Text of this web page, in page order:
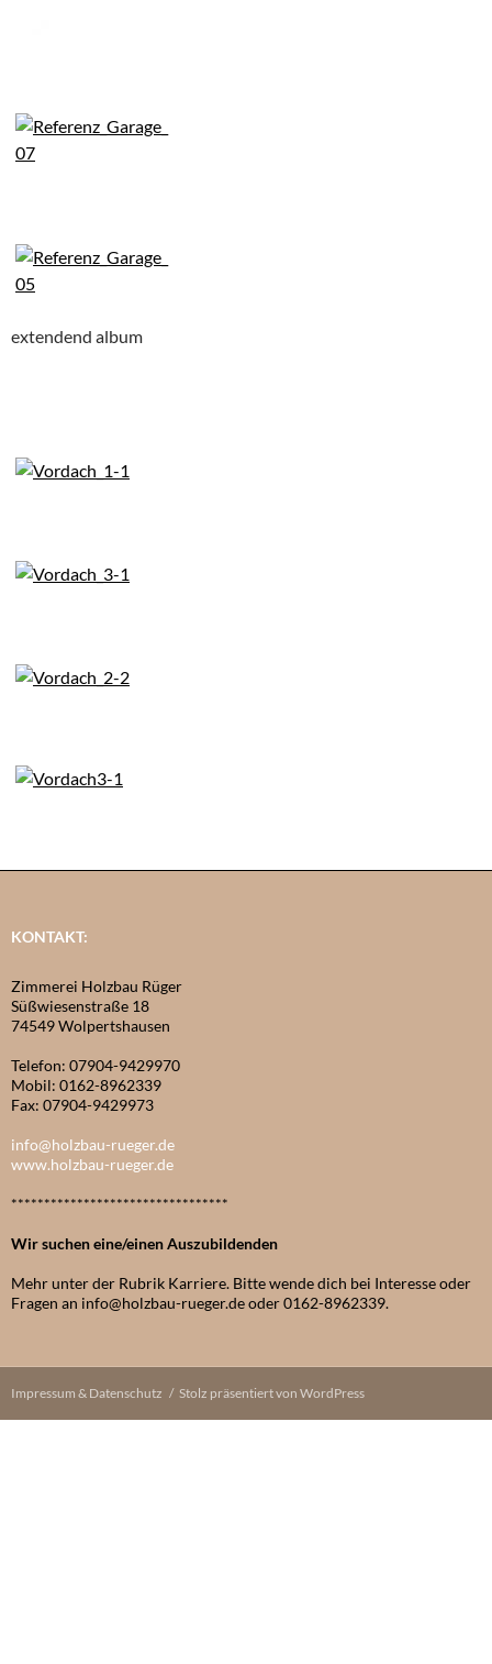
extendend album
KONTAKT:
Zimmerei Holzbau Rüger
Süßwiesenstraße 18
74549 Wolpertshausen
Telefon: 07904-9429970
Mobil: 0162-8962339
Fax: 07904-9429973
info@holzbau-rueger.de
www.holzbau-rueger.de
*********************************
Wir suchen eine/einen Auszubildenden
Mehr unter der Rubrik Karriere. Bitte wende dich bei Interesse oder
Fragen an info@holzbau-rueger.de oder 0162-8962339.
Impressum & Datenschutz Stolz präsentiert von WordPress